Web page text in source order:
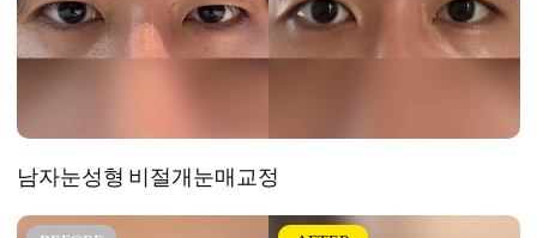
남자눈성형 비절개눈매교정